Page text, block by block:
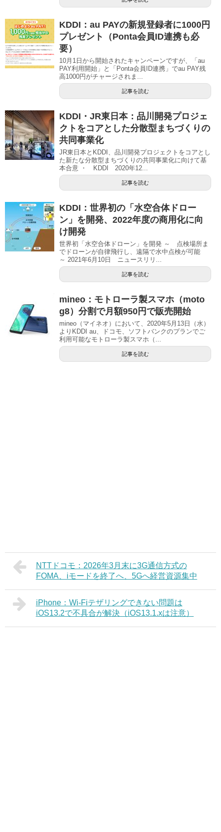
KDDI：au PAYの新規登録者に1000円
プレゼント（Ponta会員ID連携も必
要）
10月1日から開始されたキャンペーンですが、「au
PAY利用開始」と「Ponta会員ID連携」でau PAY残
高1000円がチャージされま...
記事を読む
KDDI・JR東日本：品川開発プロジェ
クトをコアとした分散型まちづくりの
共同事業化
JR東日本とKDDI、品川開発プロジェクトをコアとし
た新たな分散型まちづくりの共同事業化に向けて基
本合意 ・ KDDI 2020年12...
記事を読む
KDDI：世界初の「水空合体ドロー
ン」を開発、2022年度の商用化に向
け開発
世界初「水空合体ドローン」を開発 ～ 点検場所ま
でドローンが自律飛行し、遠隔で水中点検が可能
～ 2021年6月10日 ニュースリリ...
記事を読む
mineo：モトローラ製スマホ（moto
g8）分割で月額950円で販売開始
mineo（マイネオ）において、2020年5月13日（水）
よりKDDI au、ドコモ、ソフトバンクのプランでご
利用可能なモトローラ製スマホ（...
記事を読む
NTTドコモ：2026年3月末に3G通信方式の
FOMA、iモードを終了へ、5Gへ経営資源集中
iPhone：Wi-Fiテザリングできない問題は
iOS13.2で不具合が解決（iOS13.1.xは注意）